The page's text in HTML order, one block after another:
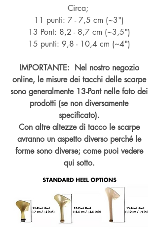
Circa;
11 punti: 7 - 7,5 cm (~3")
13 Pont: 8,2 - 8,7 cm (~3,5")
15 punti: 9,8 - 10,4 cm (~4")
IMPORTANTE: Nel nostro negozio
online, le misure dei tacchi delle scarpe
sono generalmente 13-Pont nelle foto dei
prodotti (se non diversamente
specificato).
Con altre altezze di tacco le scarpe
avranno un aspetto diverso perché le
forme sono diverse; come puoi vedere
qui sotto.